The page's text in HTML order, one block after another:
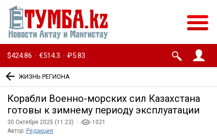
$424.86 · €514.3 · ₽5.83
ЖИЗНЬ РЕГИОНА
Корабли Военно-морских сил Казахстана
готовы к зимнему периоду эксплуатации
30 Октября 2025 (11:23) ·
1021
Автор: Редакция